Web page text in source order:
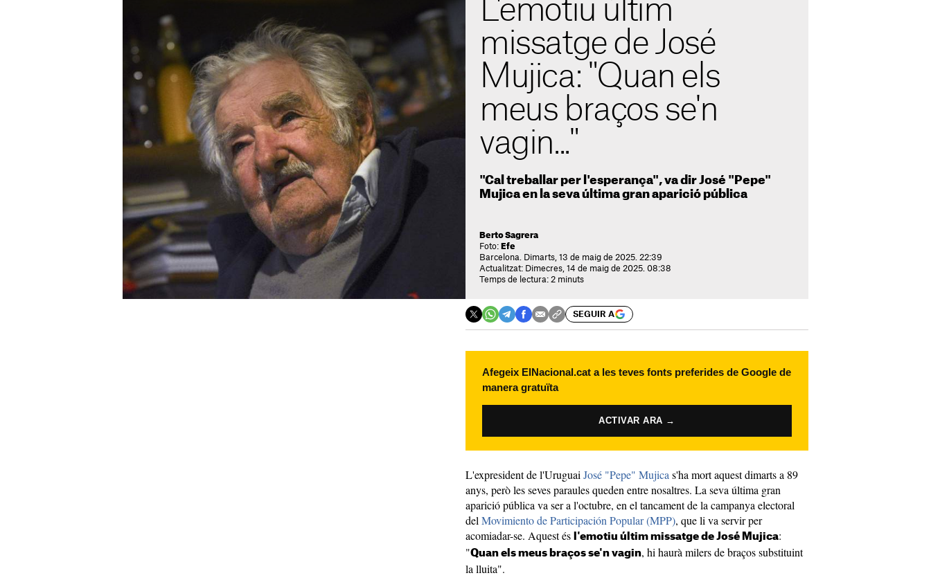
L'emotiu últim
missatge de José
Mujica: "Quan els
meus braços se'n
vagin..."
"Cal treballar per l'esperança", va dir José "Pepe"
Mujica en la seva última gran aparició pública
Berto Sagrera
Foto: Efe
Barcelona. Dimarts, 13 de maig de 2025. 22:39
Actualitzat: Dimecres, 14 de maig de 2025. 08:38
Temps de lectura: 2 minuts
SEGUIR A
Afegeix ElNacional.cat a les teves fonts preferides de Google de
manera gratuïta
ACTIVAR ARA →
L'expresident de l'Uruguai José "Pepe" Mujica s'ha mort aquest dimarts a 89
anys, però les seves paraules queden entre nosaltres. La seva última gran
aparició pública va ser a l'octubre, en el tancament de la campanya electoral
del Movimiento de Participación Popular (MPP), que li va servir per
acomiadar-se. Aquest és
l'emotiu últim missatge de José Mujica:
"Quan els meus braços se'n vagin, hi haurà milers de braços substituint
la lluita".